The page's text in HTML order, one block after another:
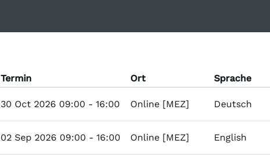
Termin Ort Sprache
30 Oct 2026 09:00 - 16:00 Online [MEZ] Deutsch
02 Sep 2026 09:00 - 16:00 Online [MEZ] English